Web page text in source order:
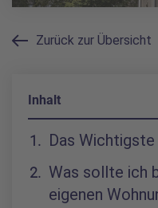
Zurück zur Übersicht
Inhalt
Inhaltsverzeichnis
Das Wichtigste
Was sollte ich
eigenen